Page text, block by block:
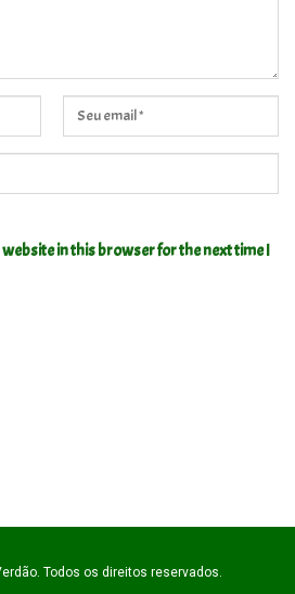
in this browser for the next time I
Todos os direitos reservados.